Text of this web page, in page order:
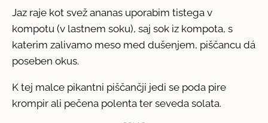
Jaz raje kot svež ananas uporabim tistega v
kompotu (v lastnem soku), saj sok iz kompota, s
katerim zalivamo meso med dušenjem, piščancu dá
poseben okus.
K tej malce pikantni piščančji jedi se poda pire
krompir ali pečena polenta ter seveda solata.